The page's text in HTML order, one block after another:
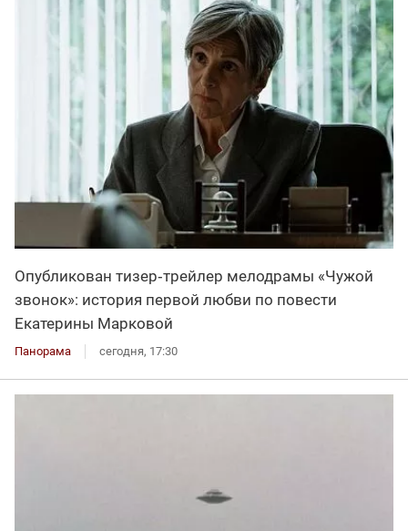
Опубликован тизер‑трейлер мелодрамы «Чужой
звонок»: история первой любви по повести
Екатерины Марковой
Панорама сегодня, 17:30